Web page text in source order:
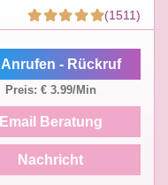
(1511)
Anrufen - Rückruf
Preis: € 3.99/Min
Email Beratung
Nachricht